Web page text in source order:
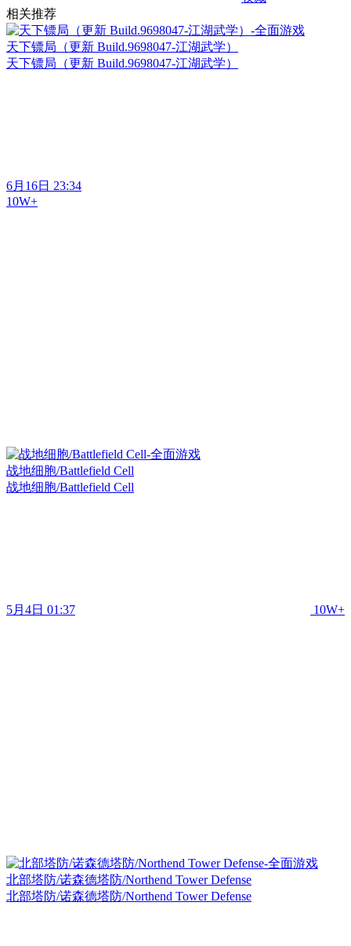
相关推荐
天下镖局（更新 Build.9698047-江湖武学）
天下镖局（更新 Build.9698047-江湖武学）
6月16日 23:34
10W+
战地细胞/Battlefield Cell
战地细胞/Battlefield Cell
5月4日 01:37 10W+
北部塔防/诺森德塔防/Northend Tower Defense
北部塔防/诺森德塔防/Northend Tower Defense